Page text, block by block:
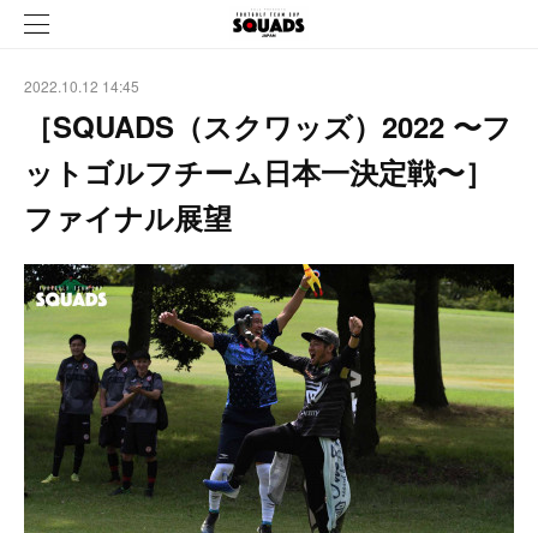
2022.10.12 14:45
［SQUADS（スクワッズ）2022 〜フ
ットゴルフチーム日本一決定戦〜］
ファイナル展望